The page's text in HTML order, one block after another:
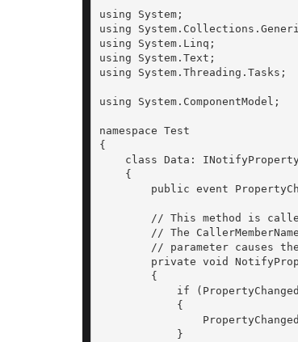
using System;
using
using System.Linq;
using System.Text;
using System.Threading.Tasks;
using
namespace Test
{
class Data:
    {
public event
// This method is
// The
// parameter causes
private void
        {
if
            {
            }